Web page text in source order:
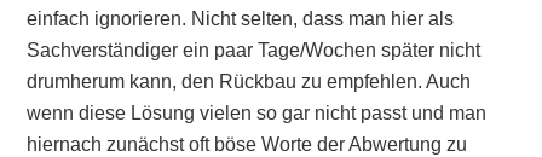
einfach ignorieren. Nicht selten, dass man hier als
Sachverständiger ein paar Tage/Wochen später nicht
drumherum kann, den Rückbau zu empfehlen. Auch
wenn diese Lösung vielen so gar nicht passt und man
hiernach zunächst oft böse Worte der Abwertung zu